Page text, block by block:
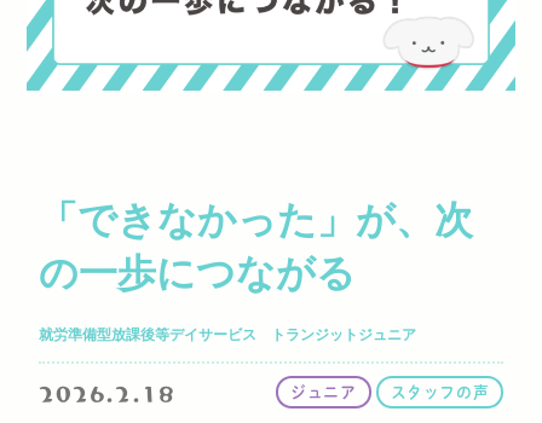
「できなかった」が、次
の一歩につながる
就労準備型放課後等デイサービス トランジットジュニア
2026.2.18 ジュニア スタッフの声